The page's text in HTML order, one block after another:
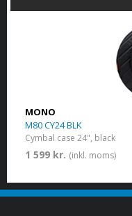
MONO
M80 CY24 BLK
Cymbal case 24", black
1 599 kr. (inkl. moms)